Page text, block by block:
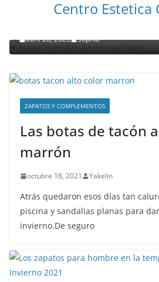
Centro Estetica
abril 28, 2023 Sophia
ZAPATOS Y COMPLEMENTOS
Las botas de tacón
marrón
octubre 18, 2021 Yakelin
Atrás quedaron esos días tan
piscina y sandalias planas para
invierno.De seguro